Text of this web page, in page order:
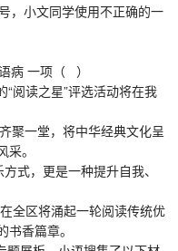
小文同学使用不正确的一
病 一项（ ）
阅读之星”评选活动将在我
一堂，将中华经典文化呈
。
，更是一种提升自我、
区将涌起一轮阅读传统优
香篇章。